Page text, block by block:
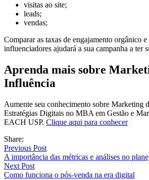
visitas ao site;
leads;
vendas;
Comparar as taxas de engajamento orgânico
influenciadores ajudará a sua campanha a ter
Aprenda mais sobre
Influência
Aumente seu conhecimento sobre Marketing
Estratégias Digitais no MBA em Gestão e
EACH USP. Clique aqui para conhecer
Share:
Previous Post
A importância das métricas e análises no
Next Post
Como funciona o pós-venda na era digital